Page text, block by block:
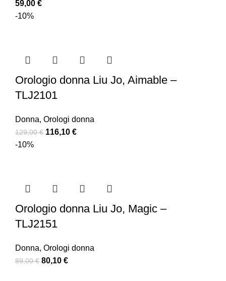
59,00 €
-10%
Orologio donna Liu Jo, Aimable –
TLJ2101
Donna, Orologi donna
129,00€ 116,10 €
-10%
Orologio donna Liu Jo, Magic –
TLJ2151
Donna, Orologi donna
89,00€ 80,10 €